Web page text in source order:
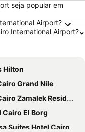
seja popular em
Airport?
International Airport?
Hilton
Grand Nile
Zamalek Residences
Cairo El Borg
Suites Hotel Cairo